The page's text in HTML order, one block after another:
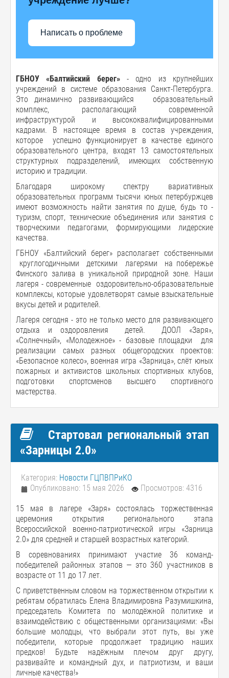
Написать о проблеме
ГБНОУ «Балтийский берег»- одно из крупнейших
учреждений в системе образования Санкт-Петербурга.
Это динамично развивающийся образовательный
комплекс, располагающий современной
инфраструктурой и высококвалифицированными
кадрами. В настоящее время в состав учреждения,
которое успешно функционирует в качестве единого
образовательного центра, входят 13 самостоятельных
структурных подразделений, имеющих собственную
историю и традиции.
Благодаря широкому спектру вариативных
образовательных программ тысячи юных петербуржцев
имеют возможность найти занятия по душе, будь то -
туризм, спорт, технические объединения или занятия с
творческими педагогами, формирующими лидерские
качества.
ГБНОУ «Балтийский берег» располагает собственными
круглогодичными детскими лагерями на побережье
Финского залива в уникальной природной зоне. Наши
лагеря - современные оздоровительно-образовательные
комплексы, которые удовлетворят самые взыскательные
вкусы детей и родителей.
Лагеря сегодня - это не только место для развивающего
отдыха и оздоровления детей. ДООЛ «Заря»,
«Солнечный», «Молодежное» - базовые площадки для
реализации самых разных общегородских проектов:
«Безопасное колесо», военная игра «Зарница», слёт юных
пожарных и активистов школьных спортивных клубов,
подготовки спортсменов высшего спортивного
мастерства.
Стартовал региональный этап
«Зарницы 2.0»
Категория: Новости ГЦПВПРиКО
Опубликовано: 15 мая 2026
Просмотров: 4316
15 мая в лагере «Заря» состоялась торжественная
церемония открытия регионального этапа
Всероссийской военно-патриотической игры «Зарница
2.0» для средней и старшей возрастных категорий.
В соревнованиях принимают участие 36 команд-
победителей районных этапов — это 360 участников в
возрасте от 11 до 17 лет.
С приветственным словом на торжественном открытии к
ребятам обратилась Елена Владимировна Разумишкина,
председатель Комитета по молодёжной политике и
взаимодействию с общественными организациями: «Вы
большие молодцы, что выбрали этот путь, вы уже
победители, которые продолжает традицию наших
предков! Будьте надёжным плечом друг другу,
развивайте и командный дух, и патриотизм, и ваши
личные качества!»